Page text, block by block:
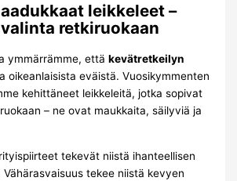
leikkeleet –
retkiruokaan
ymmärrämme, ettäkevätretkeilyn
oikeanlaisista eväistä. Vuosikymmenten
kehittäneet leikkeleitä, jotka sopivat
– ne ovat maukkaita, säilyviä ja
tekevät niistä ihanteellisen
Vähärasvaisuus tekee niistä kevyen